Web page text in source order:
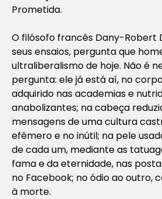
Prometida.
O filósofo francês Dany-Robert
seus ensaios, pergunta que
ultraliberalismo de hoje. Não é
pergunta: ele já está aí, no
adquirido nas academias e
anabolizantes; na cabeça
mensagens de uma cultura
efêmero e no inútil; na pele
de cada um, mediante as
fama e da eternidade, nas
no Facebook; no ódio ao outro,
à morte.